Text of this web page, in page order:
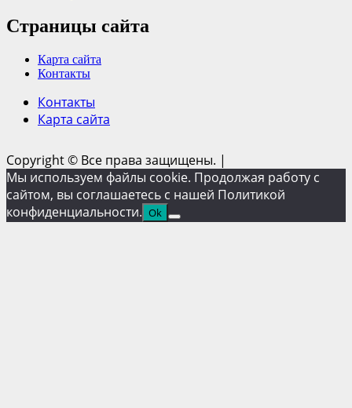
Страницы сайта
Карта сайта
Контакты
Контакты
Карта сайта
Copyright © Все права защищены. |
Мы используем файлы cookie. Продолжая работу с
сайтом, вы соглашаетесь с нашей Политикой
конфиденциальности. Ok